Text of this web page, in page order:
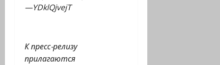
—YDklQjvejT
К пресс-релизу
прилагаются